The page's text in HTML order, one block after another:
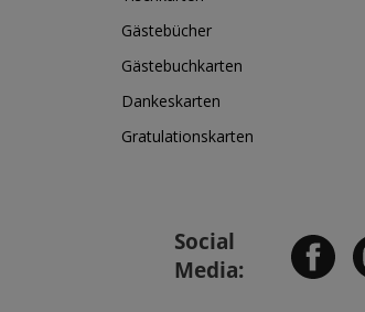
Gästebücher
Gästebuchkarten
Dankeskarten
Gratulationskarten
Social
Media: